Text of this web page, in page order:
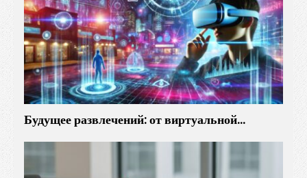
Будущее развлечений: от виртуальной…